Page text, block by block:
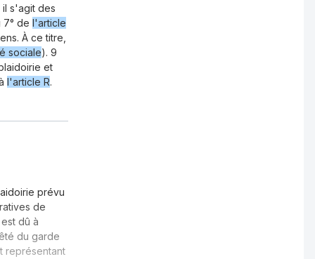
il s'agit des
7° de l'article
À ce titre,
sociale). 9
et
l'article R.
prévu
de
dû à
du garde
représentant